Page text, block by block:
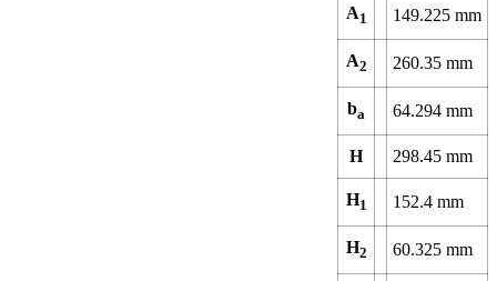
A1 149.225 mm
A2 260.35 mm
ba 64.294 mm
H 298.45 mm
H1 152.4 mm
H2 60.325 mm